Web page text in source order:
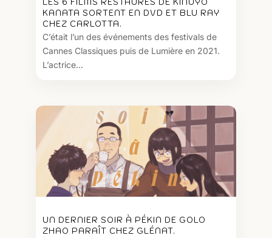
LES 6 FILMS RESTAURÉS DE KINUYO
KANATA SORTENT EN DVD ET BLU RAY
CHEZ CARLOTTA.
C’était l’un des événements des festivals de
Cannes Classiques puis de Lumière en 2021.
L’actrice...
UN DERNIER SOIR À PÉKIN DE GOLO
ZHAO PARAÎT CHEZ GLÉNAT.